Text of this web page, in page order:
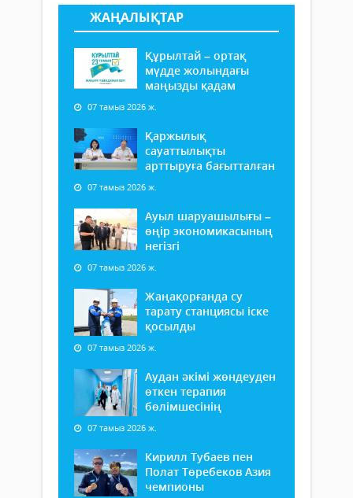
ЖАҢАЛЫҚТАР
Құрылтай – ортақ
мүдде жолындағы
маңызды қадам
07 тамыз 2026 ж.
Қаржылық
сауаттылықты
арттыруға бағытталған
07 тамыз 2026 ж.
Ауыл шаруашылығы –
өңір экономикасының
негізгі
07 тамыз 2026 ж.
Жаңақорғанда су
тарату станциясы іске
қосылды
07 тамыз 2026 ж.
Аудан әкімі жөндеуден
өткен терапия
бөлімшесінің
07 тамыз 2026 ж.
Кирилл Тубаев пен
Полат Төребеков Азия
чемпионы